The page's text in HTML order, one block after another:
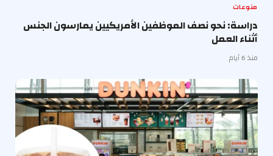
منوعات
دراسة: نحو نصف الموظفين الأمريكيين يمارسون الجنس
أثناء العمل
منذ 6 أيام